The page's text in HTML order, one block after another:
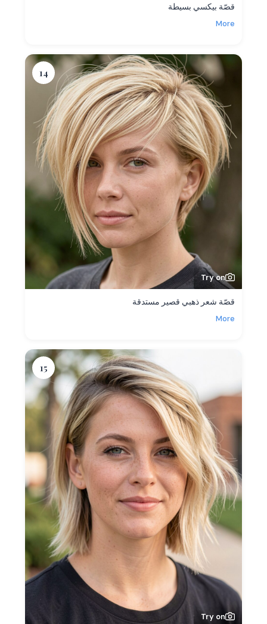
قصّة بيكسي بسيطة
More
14
Try on
قصّة شعر ذهبي قصير مستدقة
More
15
Try on